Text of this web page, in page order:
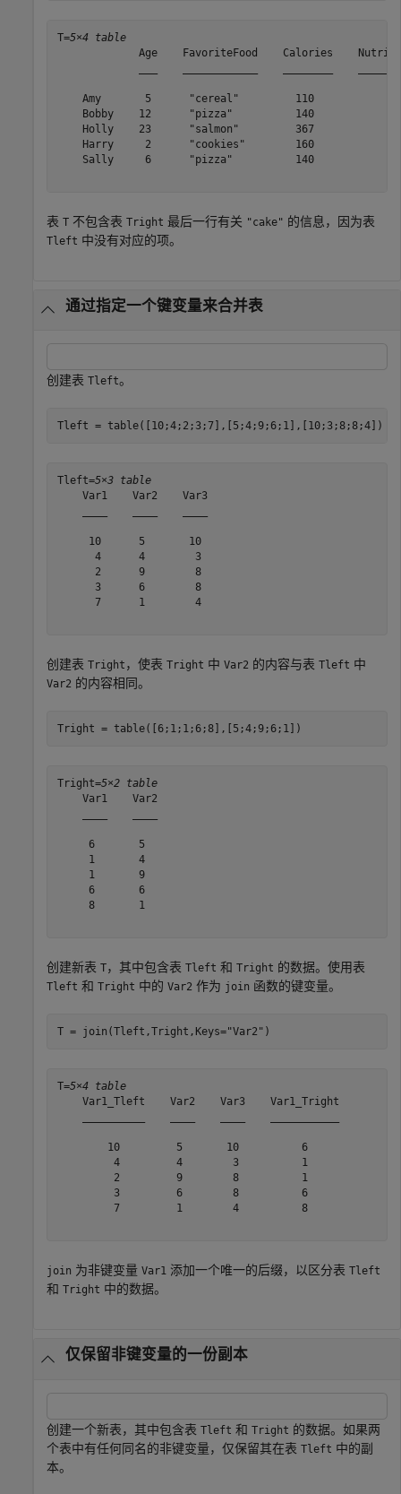
T=5×4 table
Age    FavoriteFood    Calories
Amy       5      "cereal"         110
Bobby    12      "pizza"          140
Holly    23      "salmon"         367
Harry     2      "cookies"        160
Sally     6      "pizza"          140
表 T 不包含表 Tright 最后一行有关 "cake" 的信息，因为表
Tleft 中没有对应的项。
通过指定一个键变量来合并表
创建表 Tleft。
Tleft = table([10;4;2;3;7],[5;4;9;6;1],[10;3;8;8;4])
Tleft=5×3 table
    Var1    Var2    Var3
     10      5       10
      4      4        3
      2      9        8
      3      6        8
      7      1        4
创建表 Tright ，使表 Tright 中 Var2 的内容与表 Tleft 中
Var2 的内容相同。
Tright = table([6;1;1;6;8],[5;4;9;6;1])
Tright=5×2 table
    Var1    Var2
     6       5
     1       4
     1       9
     6       6
     8       1
创建新表 T，其中包含表 Tleft 和 Tright 的数据。使用表
Tleft 和 Tright 中的 Var2 作为 join 函数的键变量。
T = join(Tleft,Tright,Keys="Var2" )
T=5×4 table
    Var1_Tleft    Var2    Var3    Var1_Tright
        10         5       10          6
         4         4        3          1
         2         9        8          1
         3         6        8          6
         7         1        4          8
join 为非键变量 Var1 添加一个唯一的后缀，以区分表 Tleft
和 Tright 中的数据。
仅保留非键变量的一份副本
创建一个新表，其中包含表 Tleft 和 Tright 的数据。如果两
个表中有任何同名的非键变量，仅保留其在表 Tleft 中的副
本。